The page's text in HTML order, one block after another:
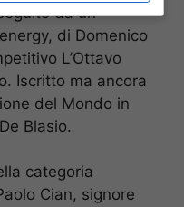
da un
di Domenico
L’Ottavo
Iscritto ma ancora
del Mondo in
Blasio.
categoria
Cian, signore